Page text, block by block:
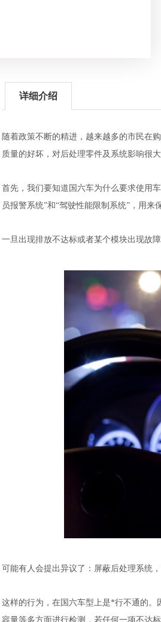
详细介绍
随着政策不断的精进，越来越多的市民在
质量的好坏，对后处理零件及系统影响很大
首先，我们要知道国六车为什么要求使用
员报警系统”和“驾驶性能限制系统”，用来
一旦出现排放不达标或者某个模块出现故
可能有人会提出异议了：屏蔽后处理系统
这样的行为，在国六车型上是*行不通的
容量等多方面进行检测，若任何一项不达